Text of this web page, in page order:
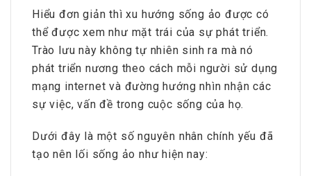
Hiểu đơn giản thì xu hướng sống ảo được có
thể được xem như mặt trái của sự phát triển.
Trào lưu này không tự nhiên sinh ra mà nó
phát triển nương theo cách mỗi người sử dụng
mạng internet và đường hướng nhìn nhận các
sự việc, vấn đề trong cuộc sống của họ.
Dưới đây là một số nguyên nhân chính yếu đã
tạo nên lối sống ảo như hiện nay: